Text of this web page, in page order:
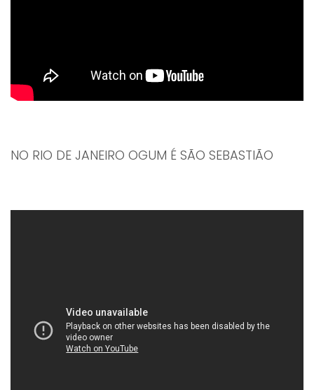
NO RIO DE JANEIRO OGUM É SÃO SEBASTIÃO